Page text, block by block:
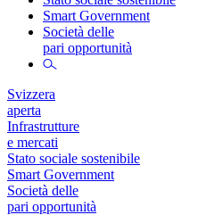
Smart Government
Società delle
pari opportunità
Svizzera
aperta
Infrastrutture
e mercati
Stato sociale sostenibile
Smart Government
Società delle
pari opportunità